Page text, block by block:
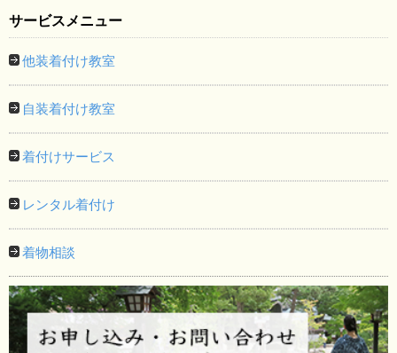
サービスメニュー
他装着付け教室
自装着付け教室
着付けサービス
レンタル着付け
着物相談